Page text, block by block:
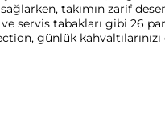
takımın zarif
servis tabakları gibi 26
günlük